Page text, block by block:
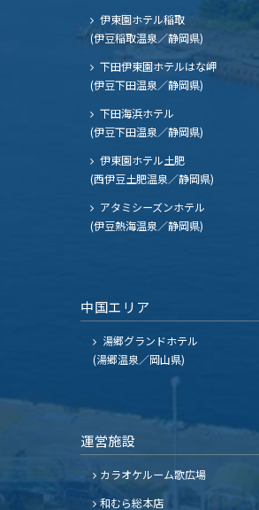
伊東園ホテル稲取
(伊豆稲取温泉／静岡県)
下田伊東園ホテルはな岬
(伊豆下田温泉／静岡県)
下田海浜ホテル
(伊豆下田温泉／静岡県)
伊東園ホテル土肥
(西伊豆土肥温泉／静岡県)
アタミシーズンホテル
(伊豆熱海温泉／静岡県)
中国エリア
湯郷グランドホテル
(湯郷温泉／岡山県)
運営施設
カラオケルーム歌広場
和むら総本店